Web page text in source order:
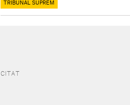
TRIBUNAL SUPREM